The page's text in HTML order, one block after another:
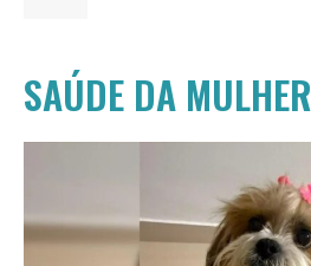
SAÚDE DA MULHER